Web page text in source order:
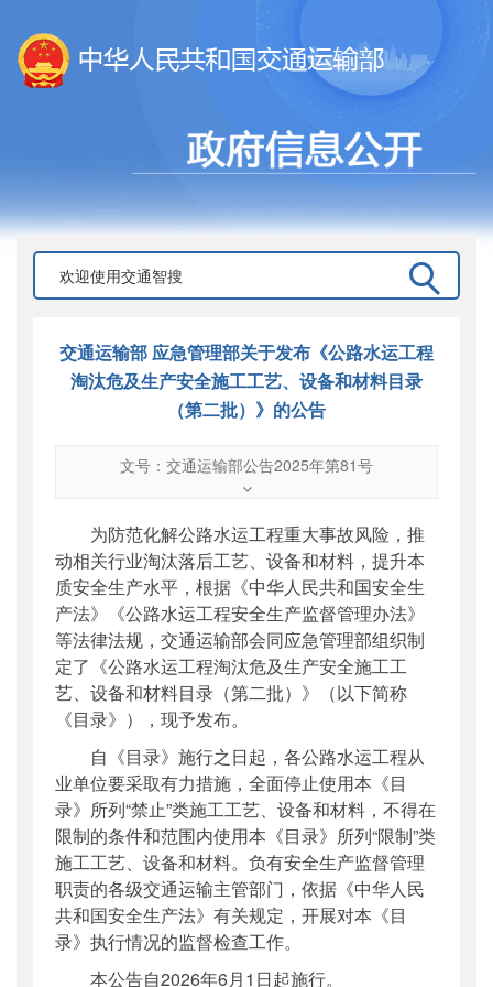
交通运输部 应急管理部关于发布《公路水运工程
淘汰危及生产安全施工工艺、设备和材料目录
（第二批）》的公告
文号：交通运输部公告2025年第81号
交通运输部公告2025年第81号
公开日期：2025年12月29日
主题词 ：公路水运工程;淘汰;危及生产安全;工
艺;...
机构分类：安全与质量监督管理司
主题分类 ：安全质量
公文类型：部公告通告
为防范化解公路水运工程重大事故风险，推
动相关行业淘汰落后工艺、设备和材料，提升本
质安全生产水平，根据《中华人民共和国安全生
产法》《公路水运工程安全生产监督管理办法》
等法律法规，交通运输部会同应急管理部组织制
定了《公路水运工程淘汰危及生产安全施工工
艺、设备和材料目录（第二批）》（以下简称
《目录》），现予发布。
自《目录》施行之日起，各公路水运工程从
业单位要采取有力措施，全面停止使用本《目
录》所列“禁止”类施工工艺、设备和材料，不得在
限制的条件和范围内使用本《目录》所列“限制”类
施工工艺、设备和材料。负有安全生产监督管理
职责的各级交通运输主管部门，依据《中华人民
共和国安全生产法》有关规定，开展对本《目
录》执行情况的监督检查工作。
本公告自2026年6月1日起施行。